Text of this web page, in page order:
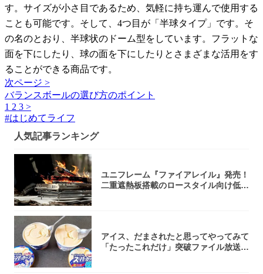
す。サイズが小さ目であるため、気軽に持ち運んで使用する
ことも可能です。そして、4つ目が「半球タイプ」です。そ
の名のとおり、半球状のドーム型をしています。フラットな
面を下にしたり、球の面を下にしたりとさまざまな活用をす
ることができる商品です。
次ページ >
バランスボールの選び方のポイント
1 2 3 >
#はじめてライフ
人気記事ランキング
ユニフレーム『ファイアレイル』発売！
二重遮熱板搭載のロースタイル向け低型
アイス、だまされたと思ってやってみて
「たったこれだけ」突破ファイル放送で